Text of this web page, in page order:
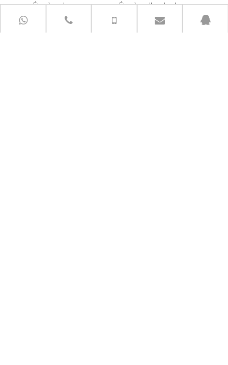
Étagère de rangement moderne en bambou pour salle de bain Étagère d'angle de salle de bain en bois populaire à 3 niveaux